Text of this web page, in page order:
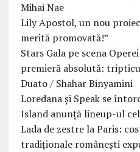
Mihai Nae
Lily Apostol, un nou
merită promovată!”
Stars Gala pe scena
premieră absolută:
Duato / Shahar Binyamini
Loredana și Speak se
Island anunță lineup-ul
Lada de zestre la Paris:
tradiționale românești